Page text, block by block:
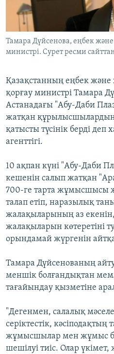
ЖАЗЫЛЫҢЫЗ
Басқа тілдерде
Тамара Дүйсенова, еңбек
министрі. Сурет ресми
Қазақстанның еңбек және
қорғау министрі Тамара
Астанадағы "Абу-Даби
жатқан
қатысты түсінік берді
агенттігі.
10 ақпан күні "Абу-Даби
кешенін салып жатқан
700-ге тарта жұмысшысы
талап етіп, наразылық
жалақыларының аз
жалақыларын көтеретіні
орындамай жүргенін
Тамара Дүйсенованың
меншік болғандықтан
тағайындау қызметіне
"Дегенмен, салалық
серіктестік,
жұмысшылар мен жұмыс
шешілуі тиіс. Олар